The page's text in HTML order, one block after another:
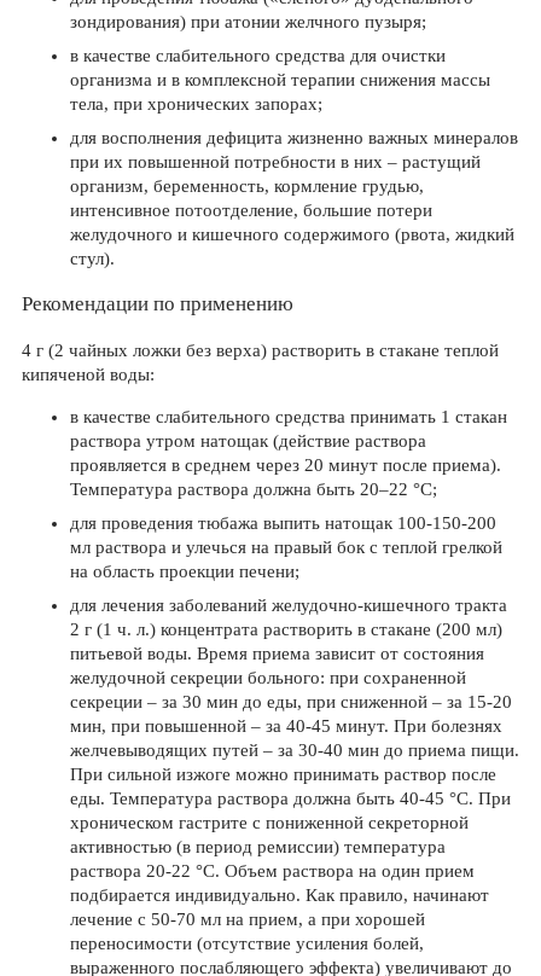
зондирования) при атонии желчного пузыря;
в качестве слабительного средства для очистки
организма и в комплексной терапии снижения массы
тела, при хронических запорах;
для восполнения дефицита жизненно важных минералов
при их повышенной потребности в них – растущий
организм, беременность, кормление грудью,
интенсивное потоотделение, большие потери
желудочного и кишечного содержимого (рвота, жидкий
стул).
Рекомендации по применению
4 г (2 чайных ложки без верха) растворить в стакане теплой
кипяченой воды:
в качестве слабительного средства принимать 1 стакан
раствора утром натощак (действие раствора
проявляется в среднем через 20 минут после приема).
Температура раствора должна быть 20–22 °С;
для проведения тюбажа выпить натощак 100-150-200
мл раствора и улечься на правый бок с теплой грелкой
на область проекции печени;
для лечения заболеваний желудочно­-кишечного тракта
2 г (1 ч. л.) концентрата растворить в стакане (200 мл)
питьевой воды. Время приема зависит от состояния
желудочной секреции больного: при сохраненной
секреции – за 30 мин до еды, при сниженной – за 15-20
мин, при повышенной – за 40-45 минут. При болезнях
желчевыводящих путей – за 30-40 мин до приема пищи.
При сильной изжоге можно принимать раствор после
еды. Температура раствора должна быть 40-45 °С. При
хроническом гастрите с пониженной секреторной
активностью (в период ремиссии) температура
раствора 20-22 °С. Объем раствора на один прием
подбирается индивидуально. Как правило, начинают
лечение с 50-70 мл на прием, а при хорошей
переносимости (отсутствие усиления болей,
выраженного послабляющего эффекта) увеличивают до